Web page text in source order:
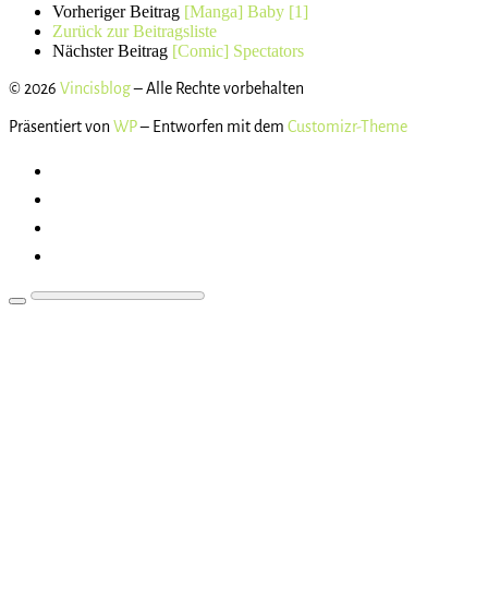
Vorheriger Beitrag [Manga] Baby [1]
Zurück zur Beitragsliste
Nächster Beitrag [Comic] Spectators
© 2026 Vincisblog– Alle Rechte vorbehalten
Präsentiert von WP– Entworfen mit dem Customizr-Theme